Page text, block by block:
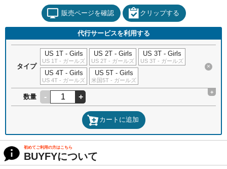
販売ページを確認 クリップする
代行サービスを利用する
タイプ
US 1T - Girls
US 1T - ガールズ
US 2T - Girls
US 2T - ガールズ
US 3T - Girls
US 3T - ガールズ
US 4T - Girls
US 4T - ガールズ
US 5T - Girls
米国5T - ガールズ
×
数量 - +
+
カートに追加
初めてご利用の方はこちら
BUYFYについて